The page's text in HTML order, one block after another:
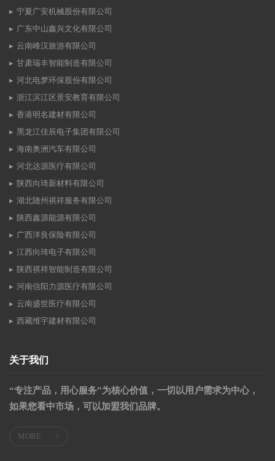
宁夏广安机械股份有限公司
广东中山鑫兴文化有限公司
云南峰汉旅游有限公司
甘肃瑞丰智能制造有限公司
河北电梦环保股份有限公司
浙江滨江区景安教育有限公司
香港明名建材有限公司
黑龙江佳辰电子集团有限公司
海南奥洲汽车有限公司
河北达源医疗有限公司
陕西向琦新材料有限公司
湖北随州祺祥服务有限公司
陕西鑫源能源有限公司
广西洋良保险有限公司
江西向琦电子有限公司
陕西祺祥智能制造有限公司
河南信阳力源医疗有限公司
云南盛世医疗有限公司
西藏维宇建材有限公司
关于我们
“专注产品，用心服务”为核心价值，一切以用户需求为中心，
如果您看中市场，可以加盟我们品牌。
MORE >